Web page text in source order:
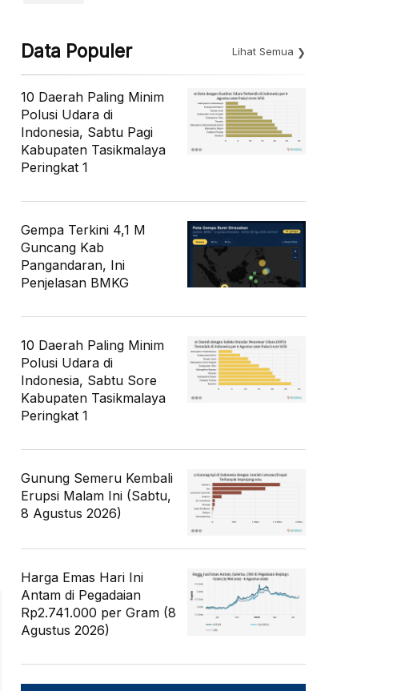
Data Populer Lihat Semua
10 Daerah Paling Minim
Polusi Udara di
Indonesia, Sabtu Pagi
Kabupaten Tasikmalaya
Peringkat 1
Gempa Terkini 4,1 M
Guncang Kab
Pangandaran, Ini
Penjelasan BMKG
10 Daerah Paling Minim
Polusi Udara di
Indonesia, Sabtu Sore
Kabupaten Tasikmalaya
Peringkat 1
Gunung Semeru Kembali
Erupsi Malam Ini (Sabtu,
8 Agustus 2026)
Harga Emas Hari Ini
Antam di Pegadaian
Rp2.741.000 per Gram (8
Agustus 2026)